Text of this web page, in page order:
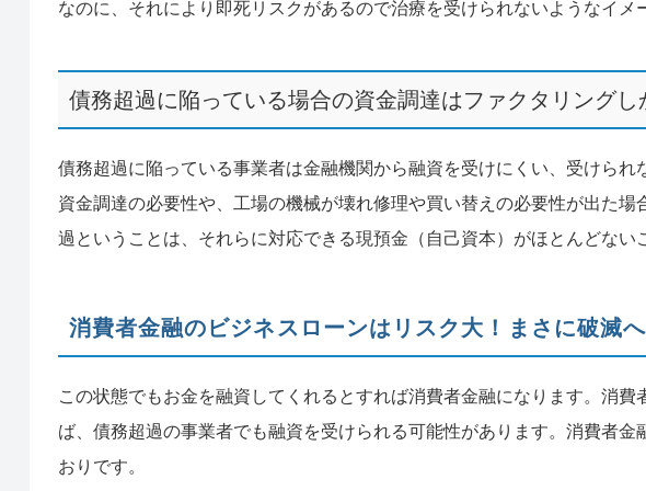
なのに、それにより即死リスクがあるので治療を受けられないようなイメ
債務超過に陥っている場合の資金調達はファクタリングし
債務超過に陥っている事業者は金融機関から融資を受けにくい、受けら
資金調達の必要性や、工場の機械が壊れ修理や買い替えの必要性が出た
過ということは、それらに対応できる現預金（自己資本）がほとんどない
消費者金融のビジネスローンはリスク大！まさに破滅
この状態でもお金を融資してくれるとすれば消費者金融になります。消
ば、債務超過の事業者でも融資を受けられる可能性があります。消費者
おりです。